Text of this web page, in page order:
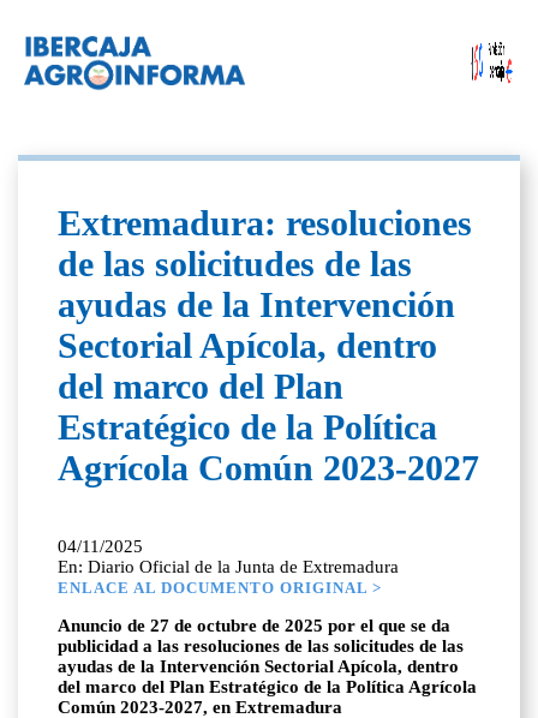
Extremadura: resoluciones
de las solicitudes de las
ayudas de la Intervención
Sectorial Apícola, dentro
del marco del Plan
Estratégico de la Política
Agrícola Común 2023-2027
04/11/2025
En: Diario Oficial de la Junta de Extremadura
ENLACE AL DOCUMENTO ORIGINAL >
Anuncio de 27 de octubre de 2025 por el que se da
publicidad a las resoluciones de las solicitudes de las
ayudas de la Intervención Sectorial Apícola, dentro
del marco del Plan Estratégico de la Política Agrícola
Común 2023-2027, en Extremadura